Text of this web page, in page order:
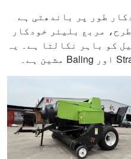
طور پر باندھتی ہے
مربع بلیئر خودکار
کو باہر نکالتا ہے۔ یہ